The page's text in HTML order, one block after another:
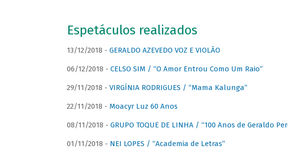
Espetáculos realizados
13/12/2018 - GERALDO AZEVEDO VOZ E VIOLÃO
06/12/2018 - CELSO SIM / “O Amor Entrou Como Um Raio”
29/11/2018 - VIRGÍNIA RODRIGUES / “Mama Kalunga”
22/11/2018 - Moacyr Luz 60 Anos
08/11/2018 - GRUPO TOQUE DE LINHA / “100 Anos de Geraldo
01/11/2018 - NEI LOPES / “Academia de Letras”